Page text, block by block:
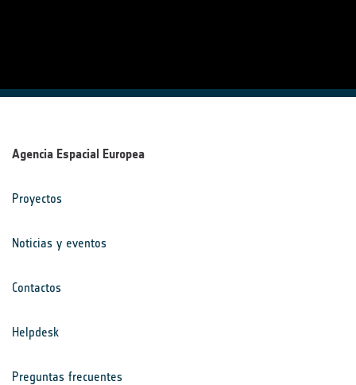
Agencia Espacial Europea
Proyectos
Noticias y eventos
Contactos
Helpdesk
Preguntas frecuentes